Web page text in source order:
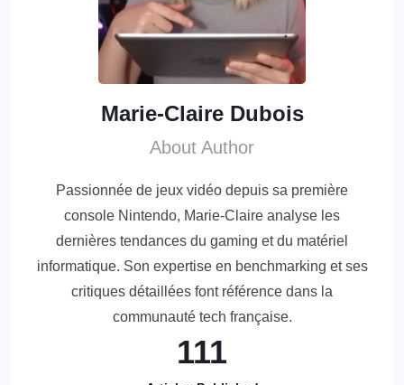
Marie-Claire Dubois
About Author
Passionnée de jeux vidéo depuis sa première
console Nintendo, Marie-Claire analyse les
dernières tendances du gaming et du matériel
informatique. Son expertise en benchmarking et ses
critiques détaillées font référence dans la
communauté tech française.
111